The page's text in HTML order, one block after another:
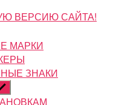
ВЕРСИЮ САЙТА!
МАРКИ
ЗНАКИ